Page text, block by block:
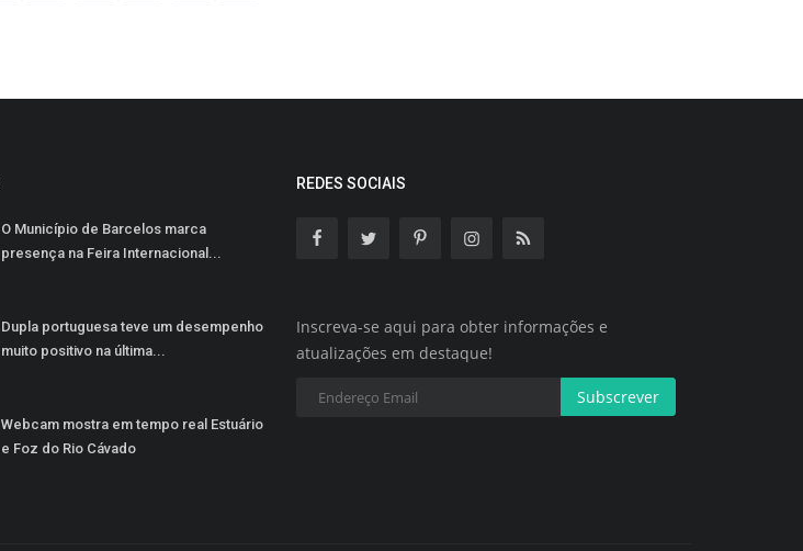
O Município de Barcelos marca
presença na Feira Internacional...
Dupla portuguesa teve um desempenho
muito positivo na última...
Webcam mostra em tempo real Estuário
e Foz do Rio Cávado
REDES SOCIAIS
Inscreva-se aqui para obter informações e
atualizações em destaque!
Subscrever